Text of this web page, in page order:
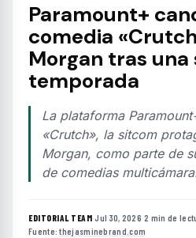
Paramount+
comedia
Morgan tras una
temporada
La plataforma
«Crutch», la sitcom
Morgan, como parte de
de comedias
EDITORIAL TEAM·Jul 30, 2026·2 min de
Fuente:thejasminebrand.com